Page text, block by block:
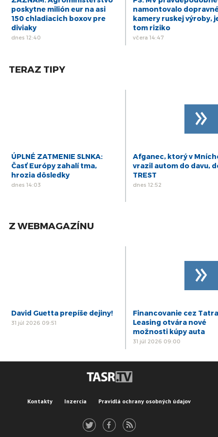
13
mar
DIÁR - štvrtok 13/03/25
poskytne milión eur na asi
150 chladiacich boxov pre
diviaky
dnes 12:40
namontovalo
kamery ruskej výroby,
tom riziko
včera 14:47
TERAZ TIPY
ÚPLNÉ ZATMENIE SLNKA:
Časť Európy zahalí tma,
hrozia dôsledky
dnes 14:03
Afganec, ktorý v
vrazil autom do davu,
TREST
dnes 12:52
»
Z WEBMAGAZÍNU
David Guetta prepíše dejiny!
31 júl 2026 09:51
Financovanie cez Tatra
Leasing otvára nové
možnosti kúpy auta
31 júl 2026 09:00
»
Kontakty Inzercia Pravidlá ochrany osobných údajov